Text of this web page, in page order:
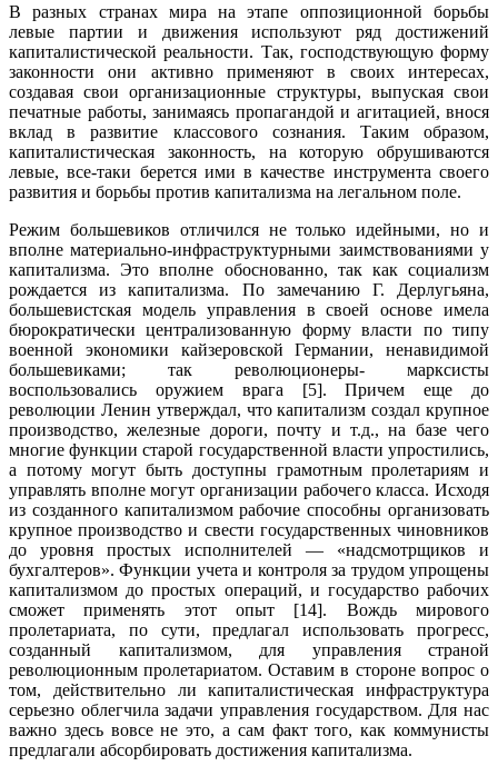
В разных странах мира на этапе оппозиционной борьбы
левые партии и движения используют ряд достижений
капиталистической реальности. Так, господствующую форму
законности они активно применяют в своих интересах,
создавая свои организационные структуры, выпуская свои
печатные работы, занимаясь пропагандой и агитацией, внося
вклад в развитие классового созна­ния. Таким образом,
капиталистическая законность, на которую обрушиваются
левые, все-таки берется ими в качестве инструмента своего
развития и борьбы против капитализма на легальном поле.
Режим большевиков отличился не только идейными, но и
вполне мате­риально-инфраструктурными заимствованиями у
капитализма. Это вполне обоснованно, так как социализм
рождается из капитализма. По замечанию Г. Дерлугьяна,
большевистская модель управления в своей основе имела
бюрократически централизованную форму власти по типу
военной экономики кайзеровской Германии, ненавидимой
большевиками; так революционеры- марксисты
воспользовались оружием врага [5]. Причем еще до
революции Ленин утверждал, что капитализм создал крупное
производство, железные дороги, почту и т.д., на базе чего
многие функции старой государственной власти упростились,
а потому могут быть доступны грамотным пролетариям и
управлять вполне могут организации рабочего класса. Исходя
из созданного капитализмом рабочие способны организовать
крупное производство и све­сти государственных чиновников
до уровня простых исполнителей — «над­смотрщиков и
бухгалтеров». Функции учета и контроля за трудом упрощены
капитализмом до простых операций, и государство рабочих
сможет применять этот опыт [14]. Вождь мирового
пролетариата, по сути, предлагал использовать прогресс,
созданный капитализмом, для управления страной
революционным пролетариатом. Оставим в стороне вопрос о
том, действительно ли капита­листическая инфраструктура
серьезно облегчила задачи управления госу­дарством. Для нас
важно здесь вовсе не это, а сам факт того, как коммунисты
предлагали абсорбировать достижения капитализма.